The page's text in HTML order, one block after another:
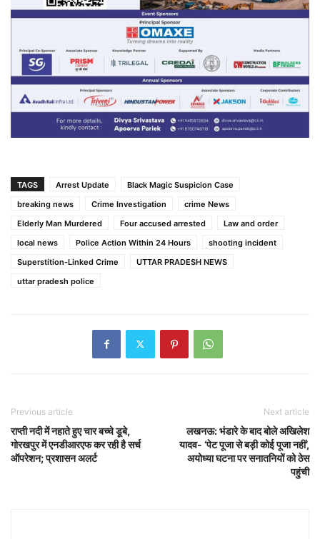
TAGS Arrest Update
Black Magic Suspicion Case
breaking news
Crime Investigation
crime News
Elderly Man Murdered
Four accused arrested
Law and order
local news
Police Action Within 24 Hours
shooting incident
Superstition-Linked Crime
UTTAR PRADESH NEWS
uttar pradesh police
Previous article
राप्ती नदी में नहाते हुए चार बच्चे डूबे,
गोरखपुर में एनडीआरएफ कर रही है सर्च
ऑपरेशन; प्रशासन अलर्ट
Next article
लखनऊ: भंडारे के बाद बोले अखिलेश
यादव- ‘पेट पूजा से बड़ी कोई पूजा नहीं’,
अयोध्या घटना पर सनातनियों को ठेस
पहुंची